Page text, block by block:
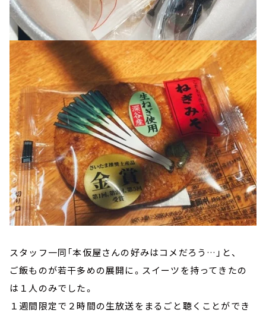
スタッフ一同「本仮屋さんの好みはコメだろう…」と、
ご飯ものが若干多めの展開に。スイーツを持ってきたの
は１人のみでした。
１週間限定で２時間の生放送をまるごと聴くことができ